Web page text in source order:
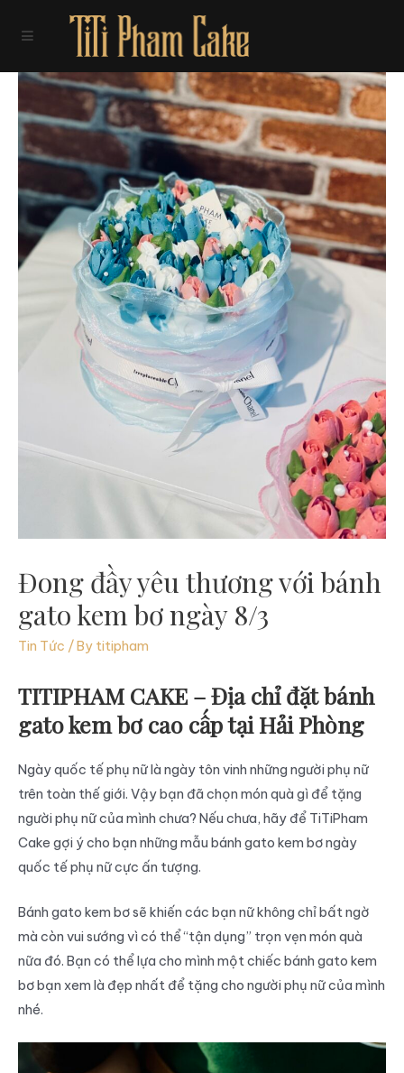
Đong đầy yêu thương với bánh
gato kem bơ ngày 8/3
Tin Tức / By titipham
TITIPHAM CAKE – Địa chỉ đặt bánh
gato kem bơ cao cấp tại Hải Phòng
Ngày quốc tế phụ nữ là ngày tôn vinh những người phụ nữ
trên toàn thế giới. Vậy bạn đã chọn món quà gì để tặng
người phụ nữ của mình chưa? Nếu chưa, hãy để TiTiPham
Cake gợi ý cho bạn những mẫu bánh gato kem bơ ngày
quốc tế phụ nữ cực ấn tượng.
Bánh gato kem bơ sẽ khiến các bạn nữ không chỉ bất ngờ
mà còn vui sướng vì có thể “tận dụng” trọn vẹn món quà
nữa đó. Bạn có thể lựa cho mình một chiếc bánh gato kem
bơ bạn xem là đẹp nhất để tặng cho người phụ nữ của mình
nhé.